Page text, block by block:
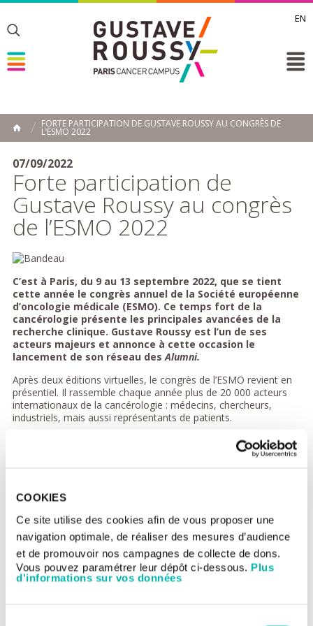
COOKIES
Ce site utilise des cookies afin de vous proposer une
navigation optimale, de réaliser des mesures d’audience
et de promouvoir nos campagnes de collecte de dons.
Vous pouvez paramétrer leur dépôt ci-dessous. Plus
d'informations sur vos données
EN
Toggle
Toggle
Toggle
ACCUEIL
FORTE PARTICIPATION DE GUSTAVE ROUSSY AU CONGRÈS DE
L’ESMO 2022
07/09/2022
Forte participation de
Gustave Roussy au congrès
de l’ESMO 2022
C’est à Paris, du 9 au 13 septembre 2022, que se tient
cette année le congrès annuel de la Société européenne
d’oncologie médicale (ESMO). Ce temps fort de la
cancérologie présente les principales avancées de la
recherche clinique. Gustave Roussy est l’un de ses
acteurs majeurs et annonce à cette occasion le
lancement de son réseau desAlumni.
Après deux éditions virtuelles, le congrès de l’ESMO revient en
présentiel. Il rassemble chaque année plus de 20 000 acteurs
internationaux de la cancérologie : médecins, chercheurs,
industriels, mais aussi représentants de patients.
Les experts de Gustave Roussy au
animeront ou modèreront plusieurs sessions d’envergure et
comité scientifique du congrès, participera à la session
d’ouverture, co-présidera la session présidentielle samedi 10
septembre et introduira une des trois Keynote lectures . La
Suzette Delaloge, oncologue médicale et Directrice du
programme Interception, commentera une étude majeure du
Dr Charles Swanton sur le rôle de la pollution sur le cancer du